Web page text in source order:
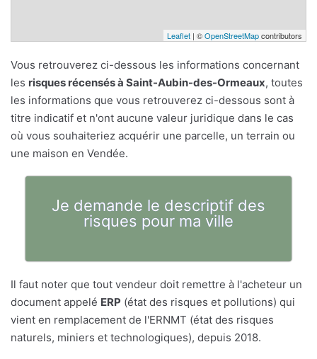
Leaflet | ©OpenStreetMapcontributors
Vous retrouverez ci-dessous les informations concernant
les risques récensés à Saint-Aubin-des-Ormeaux, toutes
les informations que vous retrouverez ci-dessous sont à
titre indicatif et n'ont aucune valeur juridique dans le cas
où vous souhaiteriez acquérir une parcelle, un terrain ou
une maison en Vendée.
Je demande le descriptif des
risques pour ma ville
Il faut noter que tout vendeur doit remettre à l'acheteur un
document appelé ERP (état des risques et pollutions) qui
vient en remplacement de l'ERNMT (état des risques
naturels, miniers et technologiques), depuis 2018.